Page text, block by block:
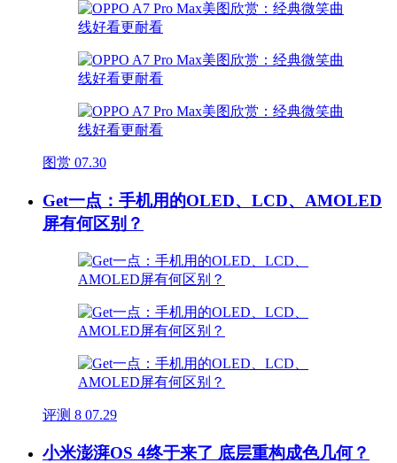
图赏 07.30
Get一点：手机用的OLED、LCD、AMOLED
屏有何区别？
评测 8 07.29
小米澎湃OS 4终于来了 底层重构成色几何？